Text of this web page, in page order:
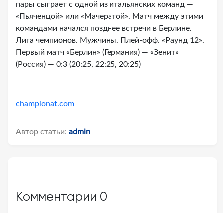
пары сыграет с одной из итальянских команд —
«Пьяченцой» или «Мачератой». Матч между этими
командами начался позднее встречи в Берлине.
Лига чемпионов. Мужчины. Плей-офф. «Раунд 12».
Первый матч «Берлин» (Германия) — «Зенит»
(Россия) — 0:3 (20:25, 22:25, 20:25)
championat.com
Автор статьи: admin
Комментарии 0